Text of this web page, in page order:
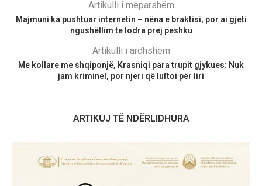
Artikulli i mëparshëm
Majmuni ka pushtuar internetin – nëna e braktisi, por ai gjeti
ngushëllim te lodra prej peshku
Artikulli i ardhshëm
Me kollare me shqiponjë, Krasniqi para trupit gjykues: Nuk
jam kriminel, por njeri që luftoi për liri
ARTIKUJ TË NDËRLIDHURA